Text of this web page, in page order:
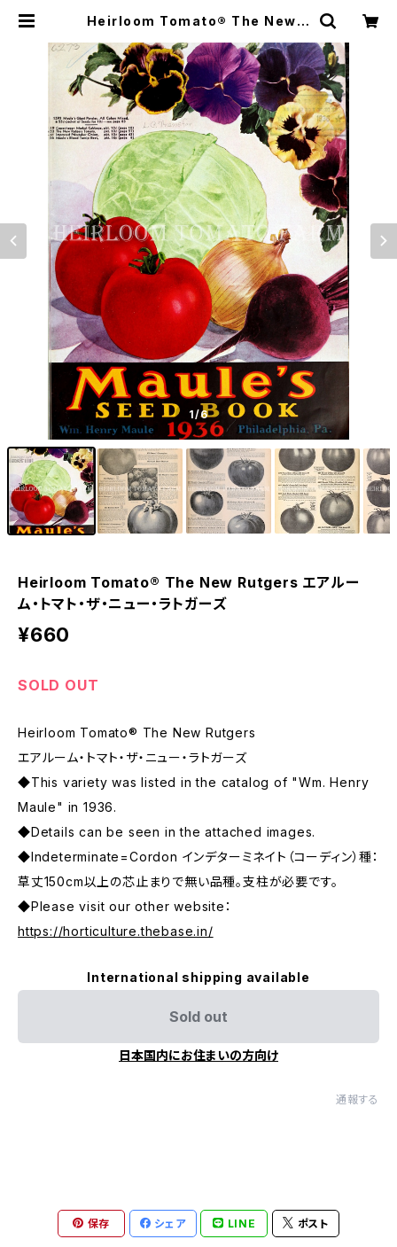
Heirloom Tomato® The New R
ー・ラトガーズ | Heirloom Tomat
o Farm
1/6
Heirloom Tomato® The New Rutgers エアルー
ム・トマト・ザ・ニュー・ラトガーズ
¥660
SOLD OUT
Heirloom Tomato® The New Rutgers
エアルーム・トマト・ザ・ニュー・ラトガーズ
◆This variety was listed in the catalog of "Wm. Henry
Maule" in 1936.
◆Details can be seen in the attached images.
◆Indeterminate=Cordon インデターミネイト（コーディン）種：
草丈150cm以上の芯止まりで無い品種。支柱が必要です。
◆Please visit our other website：
https://horticulture.thebase.in/
International shipping available
Sold out
日本国内にお住まいの方向け
通報する
保存 シェア LINE ポスト